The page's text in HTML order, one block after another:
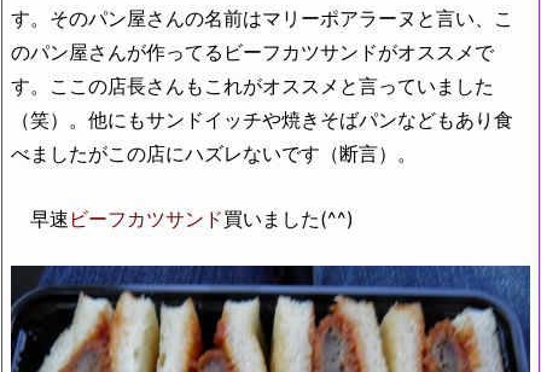
す。そのパン屋さんの名前はマリーポアラーヌと言い、こ
のパン屋さんが作ってるビーフカツサンドがオススメで
す。ここの店長さんもこれがオススメと言っていました
（笑）。他にもサンドイッチや焼きそばパンなどもあり食
べましたがこの店にハズレないです（断言）。
早速 ビーフカツサンド買いました(^^)